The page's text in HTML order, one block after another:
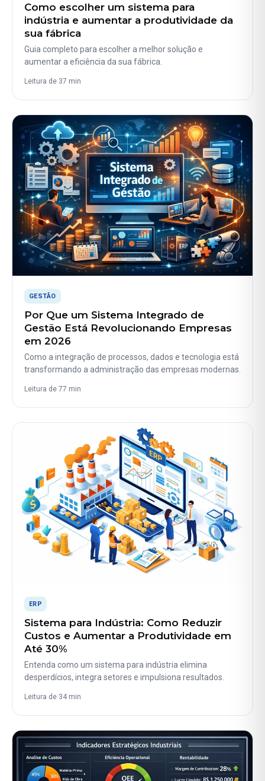
Como escolher um sistema para
indústria e aumentar a produtividade da
sua fábrica
Guia completo para escolher a melhor solução e
aumentar a eficiência da sua fábrica.
Leitura de 37 min
GESTÃO
Por Que um Sistema Integrado de
Gestão Está Revolucionando Empresas
em 2026
Como a integração de processos, dados e tecnologia está
transformando a administração das empresas modernas.
Leitura de 77 min
ERP
Sistema para Indústria: Como Reduzir
Custos e Aumentar a Produtividade em
Até 30%
Entenda como um sistema para indústria elimina
desperdícios, integra setores e impulsiona resultados.
Leitura de 34 min